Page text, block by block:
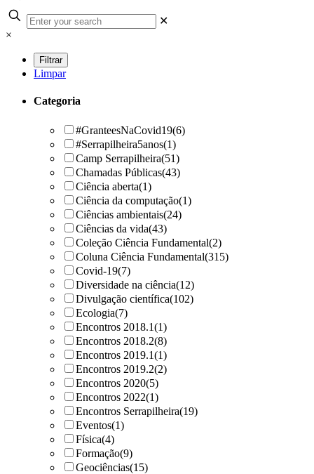
✕
×
Limpar
Categoria
#GranteesNaCovid19(6)
#Serrapilheira5anos(1)
Camp Serrapilheira(51)
Chamadas Públicas(43)
Ciência aberta(1)
Ciência da computação(1)
Ciências ambientais(24)
Ciências da vida(43)
Coleção Ciência Fundamental(2)
Coluna Ciência Fundamental(315)
Covid-19(7)
Diversidade na ciência(12)
Divulgação científica(102)
Ecologia(7)
Encontros 2018.1(1)
Encontros 2018.2(8)
Encontros 2019.1(1)
Encontros 2019.2(2)
Encontros 2020(5)
Encontros 2022(1)
Encontros Serrapilheira(19)
Eventos(1)
Física(4)
Formação(9)
Geociências(15)